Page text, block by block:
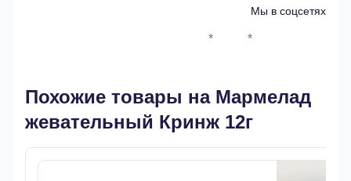
Мы в соцсетях
* *
Похожие товары на Мармелад
жевательный Кринж 12г